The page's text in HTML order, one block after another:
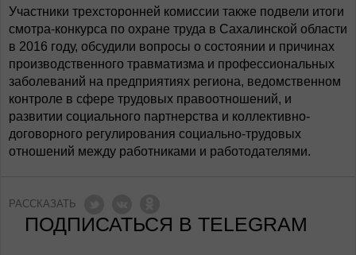
Участники трехсторонней комиссии также подвели итоги
смотра-конкурса по охране труда в Сахалинской области
в 2016 году, обсудили вопросы о состоянии и причинах
производственного травматизма и профессиональных
заболеваний на предприятиях региона, ведомственном
контроле в сфере трудовых правоотношений, и
развитии социального партнерства и коллективно-
договорного регулирования социально-трудовых
отношений между работниками и работодателями.
РАССКАЗАТЬ
ПОДПИСАТЬСЯ В TELEGRAM